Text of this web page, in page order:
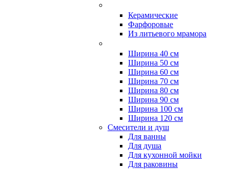
Керамические
Фарфоровые
Из литьевого мрамора
Ширина 40 см
Ширина 50 см
Ширина 60 см
Ширина 70 см
Ширина 80 см
Ширина 90 см
Ширина 100 см
Ширина 120 см
Смесители и душ
Для ванны
Для душа
Для кухонной мойки
Для раковины